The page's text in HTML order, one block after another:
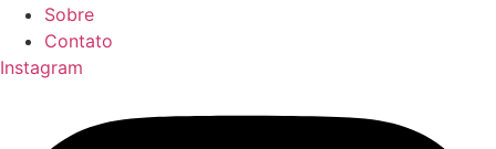
Sobre
Contato
Instagram